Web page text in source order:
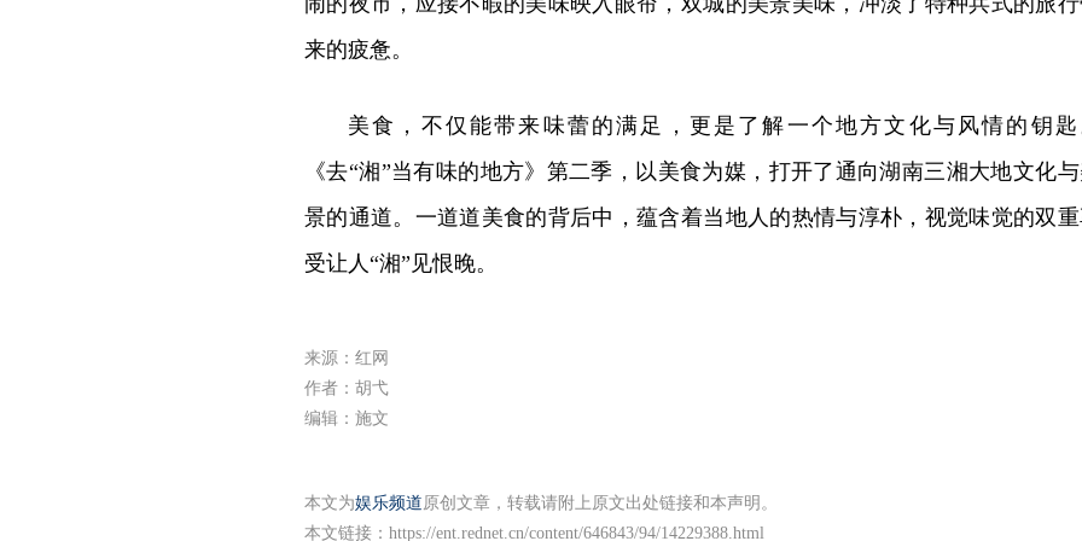
来的疲惫。
美食，不仅能带来味蕾的满足，更是了解一个地方文化与风情的钥匙
《去“湘”当有味的地方》第二季，以美食为媒，打开了通向湖南三湘大地文化
景的通道。一道道美食的背后中，蕴含着当地人的热情与淳朴，视觉味觉的双
受让人“湘”见恨晚。
来源：红网
作者：胡弋
编辑：施文
本文为娱乐频道 原创文章，转载请附上原文出处链接和本声明。
本文链接： https://ent.rednet.cn/content/646843/94/14229388.html